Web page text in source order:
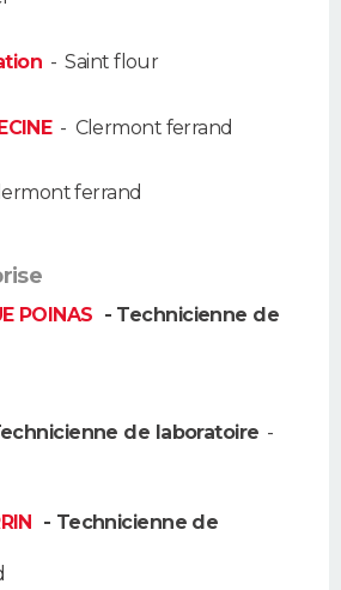
-Saint flour
- Clermont ferrand
ferrand
POINAS - Technicienne de
de laboratoire -
- Technicienne de